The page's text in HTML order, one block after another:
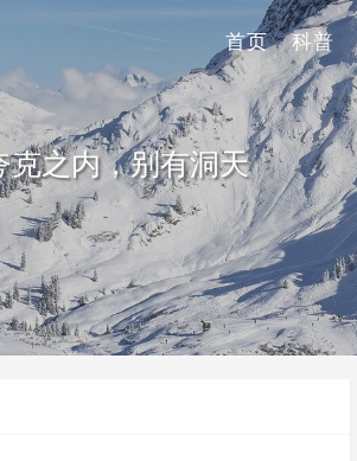
首页 科普
克之内，别有洞天